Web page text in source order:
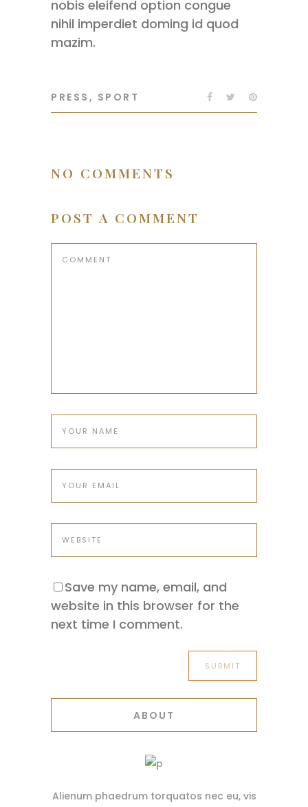
nobis eleifend option congue
nihil imperdiet doming id quod
mazim.
PRESS , SPORT
NO COMMENTS
POST A COMMENT
Save my name, email, and
website in this browser for the
next time I comment.
ABOUT
Alienum phaedrum torquatos nec eu, vis